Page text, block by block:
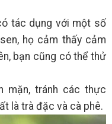
tác dụng với một số
họ cảm thấy cảm
bạn cũng có thể thử
mặn, tránh các thực
là trà đặc và cà phê.